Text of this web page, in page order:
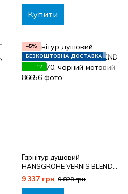
Купити
−5%
БЕЗКОШТОВНА ДОСТАВКА
12
Гарнітур душовий
HANSGROHE VERNIS BLEND
26423670, чорний матовий
9 337 грн 9 828 грн